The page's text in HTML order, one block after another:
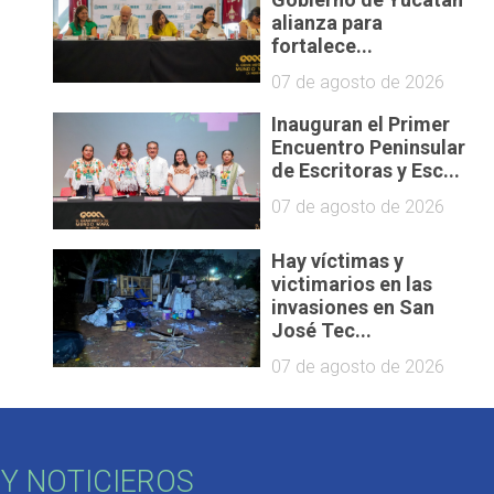
alianza para
fortalece...
07 de agosto de 2026
Inauguran el Primer
Encuentro Peninsular
de Escritoras y Esc...
07 de agosto de 2026
Hay víctimas y
victimarios en las
invasiones en San
José Tec...
07 de agosto de 2026
NOTICIEROS